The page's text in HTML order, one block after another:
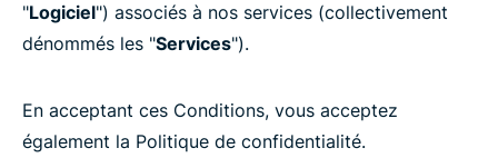
"Logiciel") associés à nos services (collectivement
dénommés les "Services").
En acceptant ces Conditions, vous acceptez
également la Politique de confidentialité.